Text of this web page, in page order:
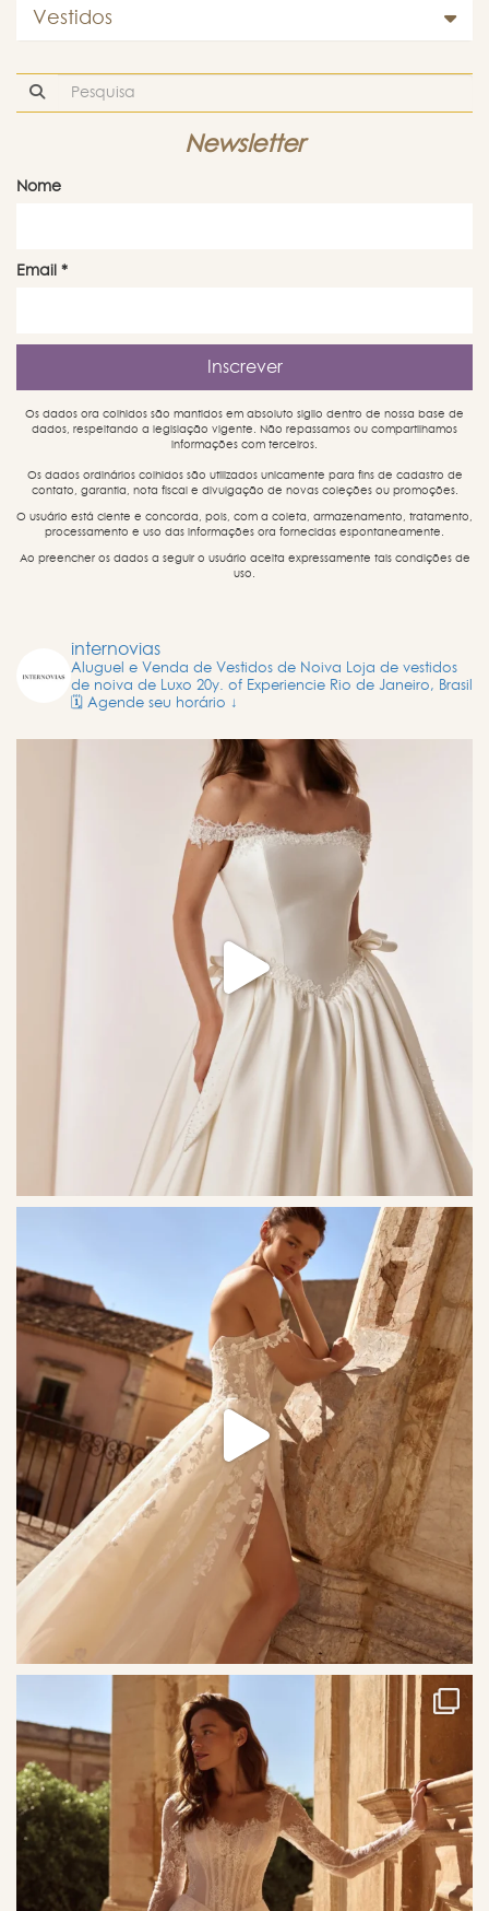
Vestidos
Newsletter
Nome
Email *
Os dados ora colhidos são mantidos em absoluto sigilo dentro de nossa base de
dados, respeitando a legislação vigente. Não repassamos ou compartilhamos
informações com terceiros.
Os dados ordinários colhidos são utilizados unicamente para fins de cadastro de
contato, garantia, nota fiscal e divulgação de novas coleções ou promoções.
O usuário está ciente e concorda, pois, com a coleta, armazenamento, tratamento,
processamento e uso das informações ora fornecidas espontaneamente.
Ao preencher os dados a seguir o usuário aceita expressamente tais condições de
uso.
internovias
Aluguel e Venda de Vestidos de Noiva Loja de vestidos
de noiva de Luxo 20y. of Experiencie Rio de Janeiro, Brasil
🗓️ Agende seu horário ↓